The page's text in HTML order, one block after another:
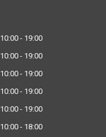
10:00
19:00
10:00
19:00
10:00
19:00
10:00
19:00
10:00
19:00
10:00 18:00